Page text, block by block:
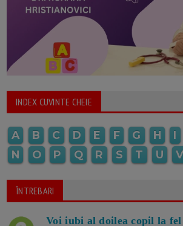
INDEX CUVINTE CHEIE
A B C D E F G H I
N
O P Q R S T U V
ÎNTREBARI
Voi iubi al doilea copil la